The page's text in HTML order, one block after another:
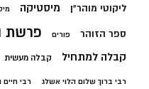
ליקוטי מוהר"ן מיסטיקה
ספר הזוהר פורים פרשת
קבלה למתחיל קבלה מעשית
רבי ברוך שלום הלוי אשלג רבי חיים